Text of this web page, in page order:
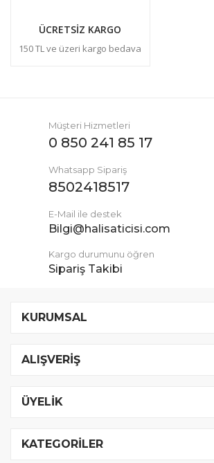
ÜCRETSİZ KARGO
150 TL ve üzeri kargo bedava
Müşteri Hizmetleri
0 850 241 85 17
Whatsapp Sipariş
8502418517
E-Mail ile destek
Bilgi@halisaticisi.com
Kargo durumunu öğren
Sipariş Takibi
KURUMSAL
ALIŞVERİŞ
ÜYELİK
KATEGORİLER